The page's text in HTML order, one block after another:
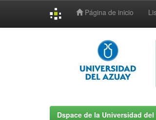
Página de inicio
Dspace de la Universidad del